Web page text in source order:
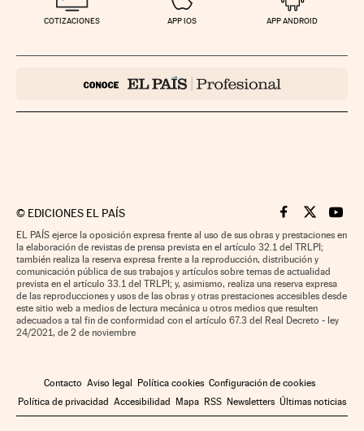
COTIZACIONES APP IOS APP ANDROID
© EDICIONES EL PAÍS Cinco Días en
Cinco Días
Cinco
EL PAÍS ejerce la oposición expresa frente al uso de sus obras y prestaciones en
la elaboración de revistas de prensa prevista en el artículo 32.1 del TRLPI;
también realiza la reserva expresa frente a la reproducción, distribución y
comunicación pública de sus trabajos y artículos sobre temas de actualidad
prevista en el artículo 33.1 del TRLPI; y, asimismo, realiza una reserva expresa
de las reproducciones y usos de las obras y otras prestaciones accesibles desde
este sitio web a medios de lectura mecánica u otros medios que resulten
adecuados a tal fin de conformidad con el artículo 67.3 del Real Decreto - ley
24/2021, de 2 de noviembre
Contacto Aviso legal Política cookies Configuración de cookies
Política de privacidad Accesibilidad Mapa RSS Newsletters Últimas noticias